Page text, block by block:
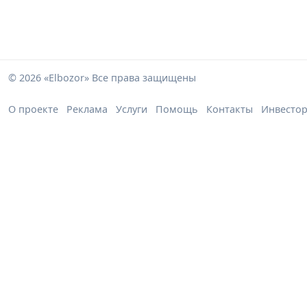
© 2026 «Elbozor» Все права защищены
О проекте Реклама Услуги Помощь Контакты